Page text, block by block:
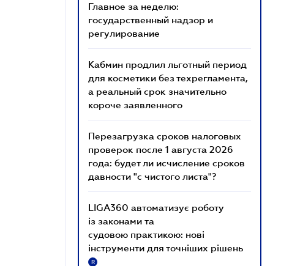
Главное за неделю:
государственный надзор и
регулирование
Кабмин продлил льготный период
для косметики без техрегламента,
а реальный срок значительно
короче заявленного
Перезагрузка сроков налоговых
проверок после 1 августа 2026
года: будет ли исчисление сроков
давности "с чистого листа"?
LIGA360 автоматизує роботу
із законами та
судовою практикою: нові
інструменти для точніших рішень
R